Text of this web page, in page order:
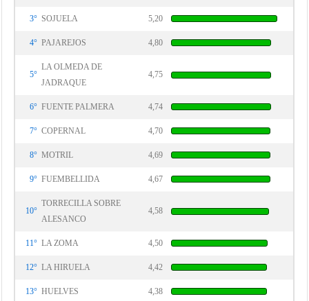
3° SOJUELA 5,20
4° PAJAREJOS 4,80
5°
LA OLMEDA DE
JADRAQUE
4,75
6° FUENTE PALMERA 4,74
7° COPERNAL 4,70
8° MOTRIL 4,69
9° FUEMBELLIDA 4,67
10°
TORRECILLA SOBRE
ALESANCO
4,58
11° LA ZOMA 4,50
12° LA HIRUELA 4,42
13° HUELVES 4,38